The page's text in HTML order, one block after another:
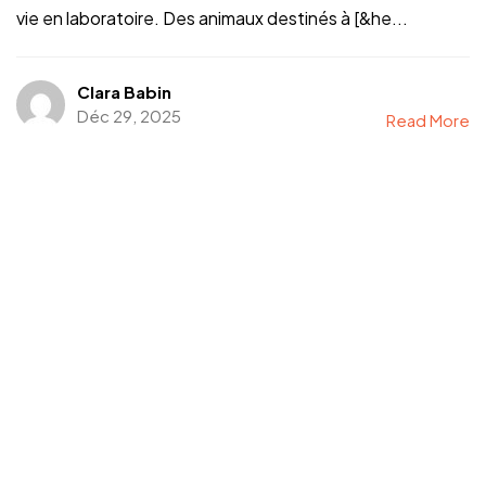
vie en laboratoire. Des animaux destinés à [&he...
Clara Babin
Déc 29, 2025
Read More